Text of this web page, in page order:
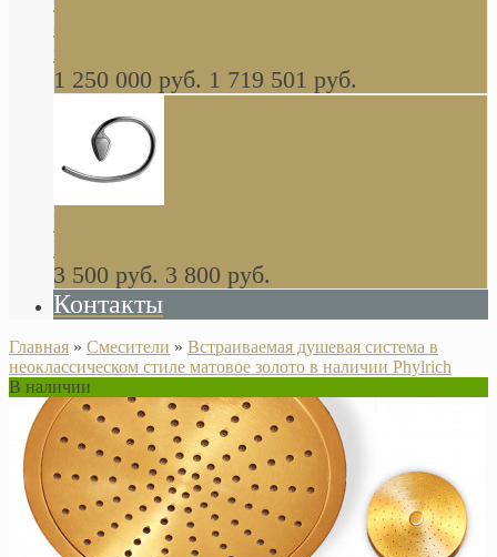
стиле барокко, из массива дерева, светло
коричневый матовый окрас + серебро
1 250 000 руб. 1 719 501 руб.
Khala Colombo аксессуары (серия) В
НАЛИЧИИ
3 500 руб. 3 800 руб.
Контакты
Главная » Смесители » Встраиваемая душевая система в
неоклассическом стиле матовое золото в наличии Phylrich
В наличии